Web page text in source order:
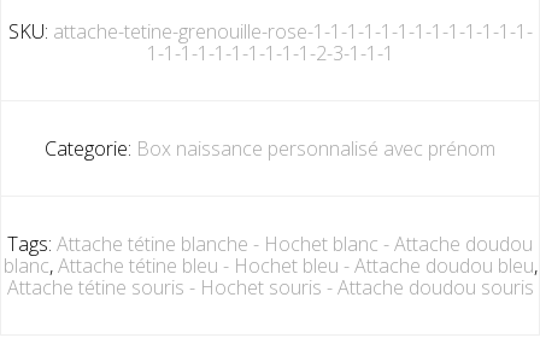
SKU: attache-tetine-grenouille-rose-1-1-1-1-1-1-1-1-1-1-1-1-1-
1-1-1-1-1-1-1-1-1-1-2-3-1-1-1
Categorie: Box naissance personnalisé avec prénom
Tags: Attache tétine blanche - Hochet blanc - Attache doudou
blanc,Attache tétine bleu - Hochet bleu - Attache doudou bleu,
Attache tétine souris - Hochet souris - Attache doudou souris